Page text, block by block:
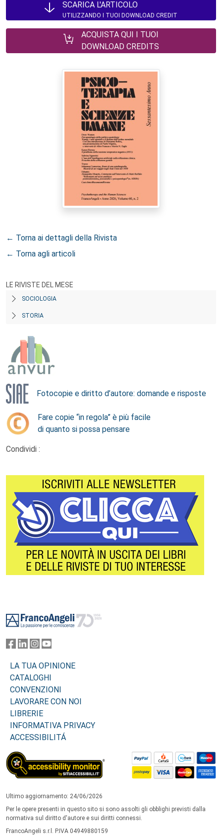
SCARICA L'ARTICOLO
UTILIZZANDO I TUOI DOWNLOAD CREDIT
ACQUISTA QUI I TUOI
DOWNLOAD CREDITS
← Torna ai dettagli della Rivista
← Torna agli articoli
LE RIVISTE DEL MESE
SOCIOLOGIA
STORIA
Fotocopie e diritto d’autore: domande e risposte
Fare copie “in regola” è più facile
di quanto si possa pensare
Condividi :
LA TUA OPINIONE
CATALOGHI
CONVENZIONI
LAVORARE CON NOI
LIBRERIE
INFORMATIVA PRIVACY
ACCESSIBILITÁ
Ultimo aggiornamento: 24/06/2026
Per le opere presenti in questo sito si sono assolti gli obblighi previsti dalla
normativa sul diritto d'autore e sui diritti connessi.
FrancoAngeli s.r.l. P.IVA 04949880159